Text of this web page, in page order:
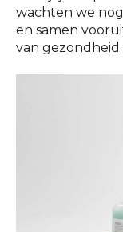
wachten we
en samen
van